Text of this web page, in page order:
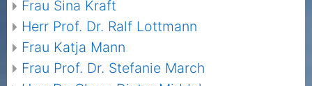
Frau Sina Kraft
Herr Prof. Dr. Ralf Lottmann
Frau Katja Mann
Frau Prof. Dr. Stefanie March